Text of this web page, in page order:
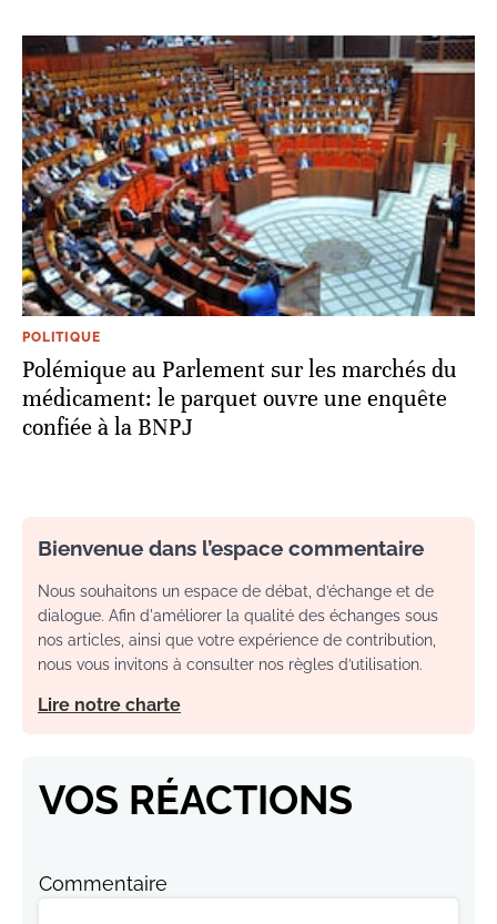
POLITIQUE
Polémique au Parlement sur les marchés du
médicament: le parquet ouvre une enquête
confiée à la BNPJ
Bienvenue dans l’espace commentaire
Nous souhaitons un espace de débat, d’échange et de
dialogue. Afin d'améliorer la qualité des échanges sous
nos articles, ainsi que votre expérience de contribution,
nous vous invitons à consulter nos règles d’utilisation.
Lire notre charte
VOS RÉACTIONS
Commentaire